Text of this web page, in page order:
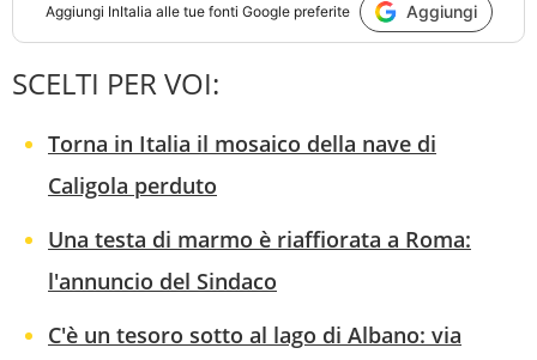
Aggiungi InItalia alle tue fonti Google preferite Aggiungi
SCELTI PER VOI:
Torna in Italia il mosaico della nave di
Caligola perduto
Una testa di marmo è riaffiorata a Roma:
l'annuncio del Sindaco
C'è un tesoro sotto al lago di Albano: via